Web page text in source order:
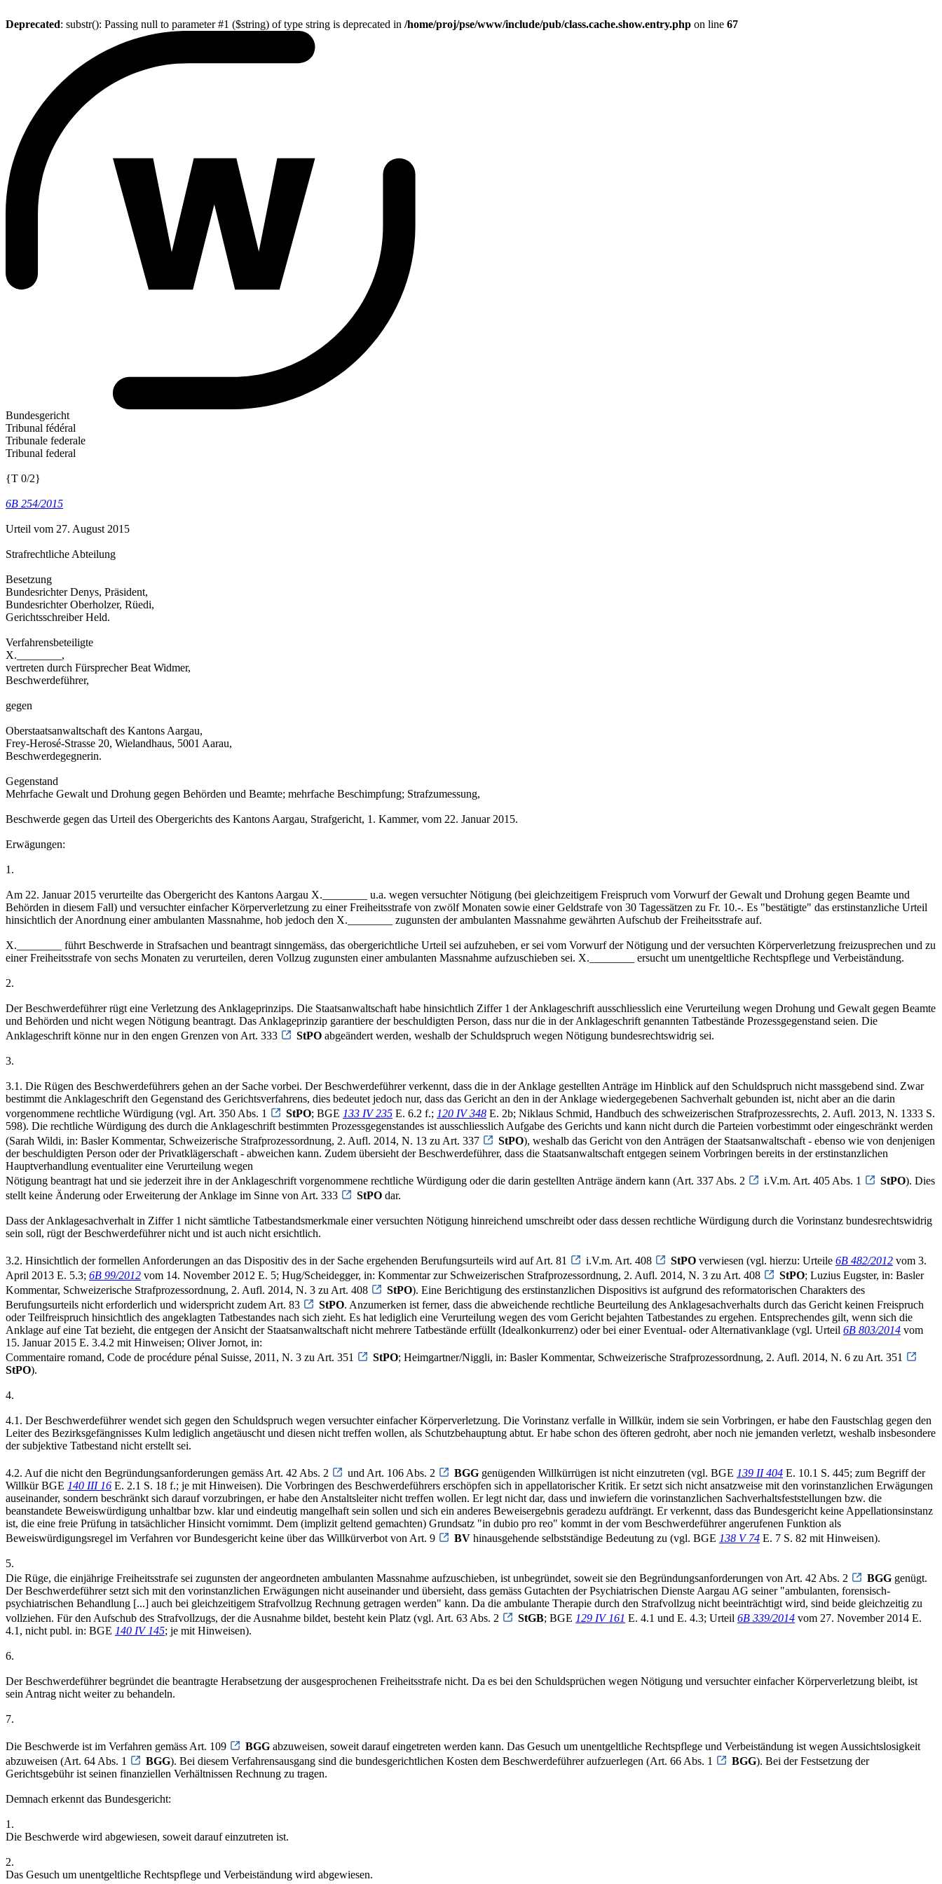
Deprecated: substr(): Passing null to parameter #1 ($string) of type string is deprecated in /home/proj/pse/www/include/pub/class.cache.show.entry.php on line 67
Bundesgericht
Tribunal fédéral
Tribunale federale
Tribunal federal
{T 0/2}
6B 254/2015
Urteil vom 27. August 2015
Strafrechtliche Abteilung
Besetzung
Bundesrichter Denys, Präsident,
Bundesrichter Oberholzer, Rüedi,
Gerichtsschreiber Held.
Verfahrensbeteiligte
X.________,
vertreten durch Fürsprecher Beat Widmer,
Beschwerdeführer,
gegen
Oberstaatsanwaltschaft des Kantons Aargau,
Frey-Herosé-Strasse 20, Wielandhaus, 5001 Aarau,
Beschwerdegegnerin.
Gegenstand
Mehrfache Gewalt und Drohung gegen Behörden und Beamte; mehrfache Beschimpfung; Strafzumessung,
Beschwerde gegen das Urteil des Obergerichts des Kantons Aargau, Strafgericht, 1. Kammer, vom 22. Januar 2015.
Erwägungen:
1.
Am 22. Januar 2015 verurteilte das Obergericht des Kantons Aargau X.________ u.a. wegen versuchter Nötigung (bei gleichzeitigem Freispruch vom Vorwurf der Gewalt und Drohung gegen Beamte und
Behörden in diesem Fall) und versuchter einfacher Körperverletzung zu einer Freiheitsstrafe von zwölf Monaten sowie einer Geldstrafe von 30 Tagessätzen zu Fr. 10.-. Es "bestätigte" das erstinstanzliche Urteil
hinsichtlich der Anordnung einer ambulanten Massnahme, hob jedoch den X.________ zugunsten der ambulanten Massnahme gewährten Aufschub der Freiheitsstrafe auf.
X.________ führt Beschwerde in Strafsachen und beantragt sinngemäss, das obergerichtliche Urteil sei aufzuheben, er sei vom Vorwurf der Nötigung und der versuchten Körperverletzung freizusprechen und zu
einer Freiheitsstrafe von sechs Monaten zu verurteilen, deren Vollzug zugunsten einer ambulanten Massnahme aufzuschieben sei. X.________ ersucht um unentgeltliche Rechtspflege und Verbeiständung.
2.
Der Beschwerdeführer rügt eine Verletzung des Anklageprinzips. Die Staatsanwaltschaft habe hinsichtlich Ziffer 1 der Anklageschrift ausschliesslich eine Verurteilung wegen Drohung und Gewalt gegen Beamte
und Behörden und nicht wegen Nötigung beantragt. Das Anklageprinzip garantiere der beschuldigten Person, dass nur die in der Anklageschrift genannten Tatbestände Prozessgegenstand seien. Die
Anklageschrift könne nur in den engen Grenzen von Art. 333
StPO abgeändert werden, weshalb der Schuldspruch wegen Nötigung bundesrechtswidrig sei.
3.
3.1. Die Rügen des Beschwerdeführers gehen an der Sache vorbei. Der Beschwerdeführer verkennt, dass die in der Anklage gestellten Anträge im Hinblick auf den Schuldspruch nicht massgebend sind. Zwar
bestimmt die Anklageschrift den Gegenstand des Gerichtsverfahrens, dies bedeutet jedoch nur, dass das Gericht an den in der Anklage wiedergegebenen Sachverhalt gebunden ist, nicht aber an die darin
vorgenommene rechtliche Würdigung (vgl. Art. 350 Abs. 1
StPO; BGE 133 IV 235 E. 6.2 f.; 120 IV 348 E. 2b; Niklaus Schmid, Handbuch des schweizerischen Strafprozessrechts, 2. Aufl. 2013, N. 1333 S.
598). Die rechtliche Würdigung des durch die Anklageschrift bestimmten Prozessgegenstandes ist ausschliesslich Aufgabe des Gerichts und kann nicht durch die Parteien vorbestimmt oder eingeschränkt werden
(Sarah Wildi, in: Basler Kommentar, Schweizerische Strafprozessordnung, 2. Aufl. 2014, N. 13 zu Art. 337
StPO), weshalb das Gericht von den Anträgen der Staatsanwaltschaft - ebenso wie von denjenigen
der beschuldigten Person oder der Privatklägerschaft - abweichen kann. Zudem übersieht der Beschwerdeführer, dass die Staatsanwaltschaft entgegen seinem Vorbringen bereits in der erstinstanzlichen
Hauptverhandlung eventualiter eine Verurteilung wegen
Nötigung beantragt hat und sie jederzeit ihre in der Anklageschrift vorgenommene rechtliche Würdigung oder die darin gestellten Anträge ändern kann (Art. 337 Abs. 2
i.V.m. Art. 405 Abs. 1 StPO). Dies
stellt keine Änderung oder Erweiterung der Anklage im Sinne von Art. 333
StPO dar.
Dass der Anklagesachverhalt in Ziffer 1 nicht sämtliche Tatbestandsmerkmale einer versuchten Nötigung hinreichend umschreibt oder dass dessen rechtliche Würdigung durch die Vorinstanz bundesrechtswidrig
sein soll, rügt der Beschwerdeführer nicht und ist auch nicht ersichtlich.
3.2. Hinsichtlich der formellen Anforderungen an das Dispositiv des in der Sache ergehenden Berufungsurteils wird auf Art. 81 i.V.m. Art. 408 StPO verwiesen (vgl. hierzu: Urteile 6B 482/2012 vom 3.
April 2013 E. 5.3; 6B 99/2012 vom 14. November 2012 E. 5; Hug/Scheidegger, in: Kommentar zur Schweizerischen Strafprozessordnung, 2. Aufl. 2014, N. 3 zu Art. 408 StPO; Luzius Eugster, in: Basler
Kommentar, Schweizerische Strafprozessordnung, 2. Aufl. 2014, N. 3 zu Art. 408
StPO). Eine Berichtigung des erstinstanzlichen Dispositivs ist aufgrund des reformatorischen Charakters des
Berufungsurteils nicht erforderlich und widerspricht zudem Art. 83
StPO. Anzumerken ist ferner, dass die abweichende rechtliche Beurteilung des Anklagesachverhalts durch das Gericht keinen Freispruch
oder Teilfreispruch hinsichtlich des angeklagten Tatbestandes nach sich zieht. Es hat lediglich eine Verurteilung wegen des vom Gericht bejahten Tatbestandes zu ergehen. Entsprechendes gilt, wenn sich die
Anklage auf eine Tat bezieht, die entgegen der Ansicht der Staatsanwaltschaft nicht mehrere Tatbestände erfüllt (Idealkonkurrenz) oder bei einer Eventual- oder Alternativanklage (vgl. Urteil 6B 803/2014 vom
15. Januar 2015 E. 3.4.2 mit Hinweisen; Oliver Jornot, in:
Commentaire romand, Code de procédure pénal Suisse, 2011, N. 3 zu Art. 351
StPO; Heimgartner/Niggli, in: Basler Kommentar, Schweizerische Strafprozessordnung, 2. Aufl. 2014, N. 6 zu Art. 351
StPO).
4.
4.1. Der Beschwerdeführer wendet sich gegen den Schuldspruch wegen versuchter einfacher Körperverletzung. Die Vorinstanz verfalle in Willkür, indem sie sein Vorbringen, er habe den Faustschlag gegen den
Leiter des Bezirksgefängnisses Kulm lediglich angetäuscht und diesen nicht treffen wollen, als Schutzbehauptung abtut. Er habe schon des öfteren gedroht, aber noch nie jemanden verletzt, weshalb insbesondere
der subjektive Tatbestand nicht erstellt sei.
4.2. Auf die nicht den Begründungsanforderungen gemäss Art. 42 Abs. 2 und Art. 106 Abs. 2 BGG genügenden Willkürrügen ist nicht einzutreten (vgl. BGE 139 II 404 E. 10.1 S. 445; zum Begriff der
Willkür BGE 140 III 16 E. 2.1 S. 18 f.; je mit Hinweisen). Die Vorbringen des Beschwerdeführers erschöpfen sich in appellatorischer Kritik. Er setzt sich nicht ansatzweise mit den vorinstanzlichen Erwägungen
auseinander, sondern beschränkt sich darauf vorzubringen, er habe den Anstaltsleiter nicht treffen wollen. Er legt nicht dar, dass und inwiefern die vorinstanzlichen Sachverhaltsfeststellungen bzw. die
beanstandete Beweiswürdigung unhaltbar bzw. klar und eindeutig mangelhaft sein sollen und sich ein anderes Beweisergebnis geradezu aufdrängt. Er verkennt, dass das Bundesgericht keine Appellationsinstanz
ist, die eine freie Prüfung in tatsächlicher Hinsicht vornimmt. Dem (implizit geltend gemachten) Grundsatz "in dubio pro reo" kommt in der vom Beschwerdeführer angerufenen Funktion als
Beweiswürdigungsregel im Verfahren vor Bundesgericht keine über das Willkürverbot von Art. 9
BV hinausgehende selbstständige Bedeutung zu (vgl. BGE 138 V 74 E. 7 S. 82 mit Hinweisen).
5.
Die Rüge, die einjährige Freiheitsstrafe sei zugunsten der angeordneten ambulanten Massnahme aufzuschieben, ist unbegründet, soweit sie den Begründungsanforderungen von Art. 42 Abs. 2
BGG genügt.
Der Beschwerdeführer setzt sich mit den vorinstanzlichen Erwägungen nicht auseinander und übersieht, dass gemäss Gutachten der Psychiatrischen Dienste Aargau AG seiner "ambulanten, forensisch-
psychiatrischen Behandlung [...] auch bei gleichzeitigem Strafvollzug Rechnung getragen werden" kann. Da die ambulante Therapie durch den Strafvollzug nicht beeinträchtigt wird, sind beide gleichzeitig zu
vollziehen. Für den Aufschub des Strafvollzugs, der die Ausnahme bildet, besteht kein Platz (vgl. Art. 63 Abs. 2
StGB; BGE 129 IV 161 E. 4.1 und E. 4.3; Urteil 6B 339/2014 vom 27. November 2014 E.
4.1, nicht publ. in: BGE 140 IV 145; je mit Hinweisen).
6.
Der Beschwerdeführer begründet die beantragte Herabsetzung der ausgesprochenen Freiheitsstrafe nicht. Da es bei den Schuldsprüchen wegen Nötigung und versuchter einfacher Körperverletzung bleibt, ist
sein Antrag nicht weiter zu behandeln.
7.
Die Beschwerde ist im Verfahren gemäss Art. 109 BGG abzuweisen, soweit darauf eingetreten werden kann. Das Gesuch um unentgeltliche Rechtspflege und Verbeiständung ist wegen Aussichtslosigkeit
abzuweisen (Art. 64 Abs. 1
BGG). Bei diesem Verfahrensausgang sind die bundesgerichtlichen Kosten dem Beschwerdeführer aufzuerlegen (Art. 66 Abs. 1 BGG). Bei der Festsetzung der
Gerichtsgebühr ist seinen finanziellen Verhältnissen Rechnung zu tragen.
Demnach erkennt das Bundesgericht:
1.
Die Beschwerde wird abgewiesen, soweit darauf einzutreten ist.
2.
Das Gesuch um unentgeltliche Rechtspflege und Verbeiständung wird abgewiesen.